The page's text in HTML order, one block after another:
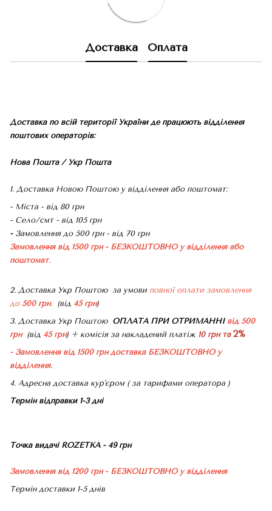
Доставка Оплата
Доставка по всій території України де працюють відділення
поштових операторів:
Нова Пошта / Укр Пошта
1. Доставка Новою Поштою у відділення або поштомат:
- Міста - від 80 грн
- Село/смт - від 105 грн
-Замовлення до 500 грн - від 70 грн
Замовлення від 1500 грн - БЕЗКОШТОВНО у відділення або
поштомат.
2. Доставка Укр Поштою за умови повної оплати замовлення
до 500 грн. (від 45 грн)
3. Доставка Укр ПоштоюОПЛАТА ПРИ ОТРИМАННІ від 500
грн (від 45 грн) + комісія за накладений платіж 10 грн та 2%
- Замовлення від 1500 грн доставка БЕЗКОШТОВНО у
відділення.
4. Адресна доставка кур'єром ( за тарифами оператора )
Термін відправки 1-3 дні
Точка видачі ROZETKA - 49 грн
Замовлення від 1200 грн - БЕЗКОШТОВНО у відділення
Термін доставки 1-5 днів